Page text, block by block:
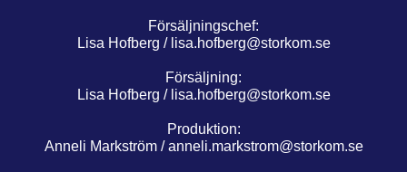
Försäljningschef:
Lisa Hofberg / lisa.hofberg@storkom.se
Försäljning:
Lisa Hofberg / lisa.hofberg@storkom.se
Produktion:
Anneli Markström /anneli.markstrom@storkom.se